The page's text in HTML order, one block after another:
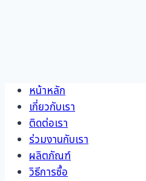
Skip
content
หน้าหลัก
เกี่ยวกับเรา
ติดต่อเรา
ร่วมงานกับเรา
ผลิตภัณฑ์
วิธีการซื้อ